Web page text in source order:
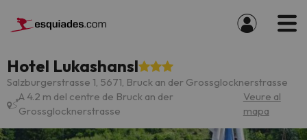
Hotel Lukashansl
Salzburgerstrasse 1, 5671, Bruck an der Grossglocknerstrasse
A 4.2 m del centre de Bruck an der
Grossglocknerstrasse
Veure al
mapa